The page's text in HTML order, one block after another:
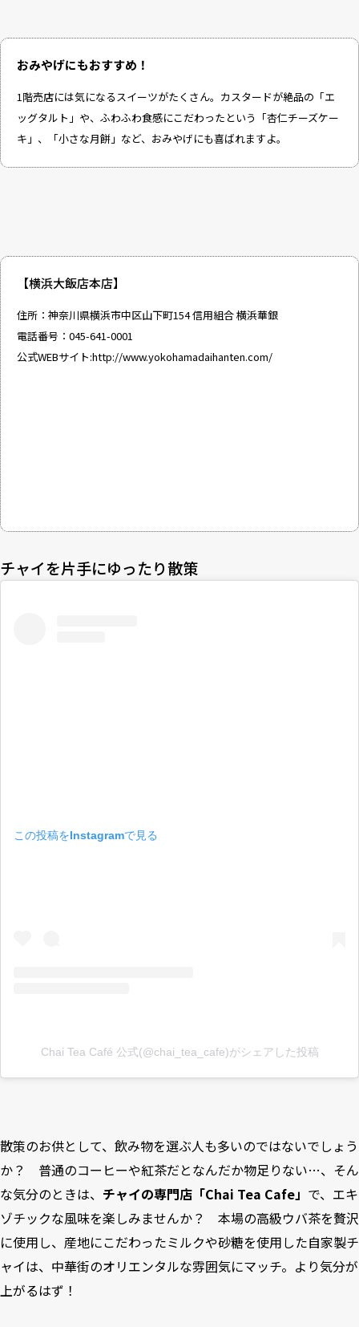
おみやげにもおすすめ！
1階売店には気になるスイーツがたくさん。カスタードが絶品の「エ
ッグタルト」や、ふわふわ食感にこだわったという「杏仁チーズケー
キ」、「小さな月餅」など、おみやげにも喜ばれますよ。
【横浜大飯店本店】
住所：神奈川県横浜市中区山下町154 信用組合 横浜華銀
電話番号：045-641-0001
公式WEBサイト:http://www.yokohamadaihanten.com/
チャイを片手にゆったり散策
この投稿をInstagramで見る
Chai Tea Café 公式(@chai_tea_cafe)がシェアした投稿
散策のお供として、飲み物を選ぶ人も多いのではないでしょう
か？ 普通のコーヒーや紅茶だとなんだか物足りない…、そん
な気分のときは、 チャイの専門店「Chai Tea Cafe」 で、エキ
ゾチックな風味を楽しみませんか？ 本場の高級ウバ茶を贅沢
に使用し、産地にこだわったミルクや砂糖を使用した自家製チ
ャイは、中華街のオリエンタルな雰囲気にマッチ。より気分が
上がるはず！